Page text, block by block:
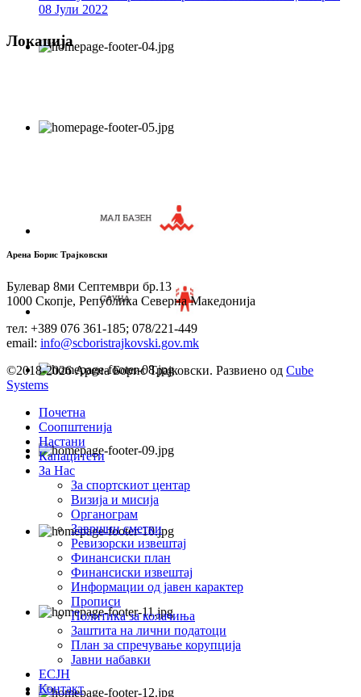
08 Јули 2022
Локација
Арена Борис Трајковски
Булевар 8ми Септември бр.13
1000 Скопје, Република Северна Македонија
тел: +389 076 361-185; 078/221-449
email: info@scboristrajkovski.gov.mk
©2018-2026 Арена Борис Трајковски. Развиено од Cube
Systems
Почетна
Соопштенија
Настани
Капацитети
За Нас
За спортскиот центар
Визија и мисија
Органограм
Завршни сметки
Ревизорски извештај
Финансиски план
Финансиски извештај
Информации од јавен карактер
Прописи
Политика за колачиња
Заштита на лични податоци
План за спречување корупција
Јавни набавки
ЕСЈН
Контакт